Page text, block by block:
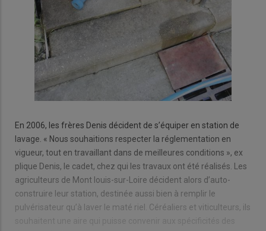
En 2006, les frères Denis décident de s’équiper en station de
lavage. « Nous souhaitions respecter la réglementation en
vigueur, tout en travaillant dans de meilleures conditions », ex
plique Denis, le cadet, chez qui les travaux ont été réalisés. Les
agriculteurs de Mont louis-sur-Loire décident alors d’auto-
construire leur station, destinée aussi bien à remplir le
pulvérisateur qu’à laver le maté riel. Céréaliers et viticulteurs, ils